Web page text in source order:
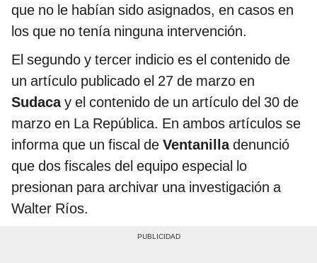
que no le habían sido asignados, en casos en
los que no tenía ninguna intervención.
El segundo y tercer indicio es el contenido de
un artículo publicado el 27 de marzo en
Sudacay el contenido de un artículo del 30 de
marzo en La República. En ambos artículos se
informa que un fiscal de Ventanilladenunció
que dos fiscales del equipo especial lo
presionan para archivar una investigación a
Walter Ríos.